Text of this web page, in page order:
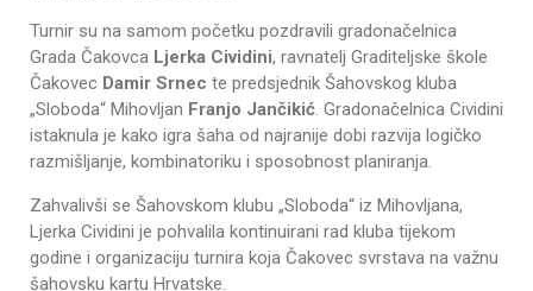
Turnir su na samom početku pozdravili gradonačelnica
Grada Čakovca Ljerka Cividini, ravnatelj Graditeljske škole
Čakovec Damir Srnec te predsjednik Šahovskog kluba
„Sloboda“ Mihovljan Franjo Jančikić. Gradonačelnica Cividini
istaknula je kako igra šaha od najranije dobi razvija logičko
razmišljanje, kombinatoriku i sposobnost planiranja.
Zahvalivši se Šahovskom klubu „Sloboda“ iz Mihovljana,
Ljerka Cividini je pohvalila kontinuirani rad kluba tijekom
godine i organizaciju turnira koja Čakovec svrstava na važnu
šahovsku kartu Hrvatske.